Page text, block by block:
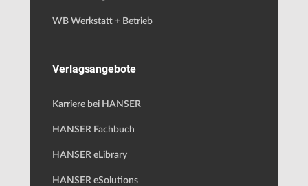
WB Werkstatt + Betrieb
Verlagsangebote
Karriere bei HANSER
HANSER Fachbuch
HANSER eLibrary
HANSER eSolutions